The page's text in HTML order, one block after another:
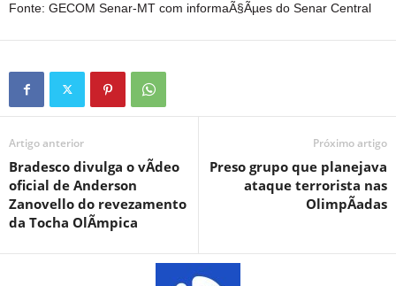
Fonte: GECOM Senar-MT com informaÃ§Ãµes do Senar Central
Artigo anterior
Bradesco divulga o vÃ­deo
oficial de Anderson
Zanovello do revezamento
da Tocha OlÃ­mpica
Próximo artigo
Preso grupo que planejava
ataque terrorista nas
OlimpÃ­adas